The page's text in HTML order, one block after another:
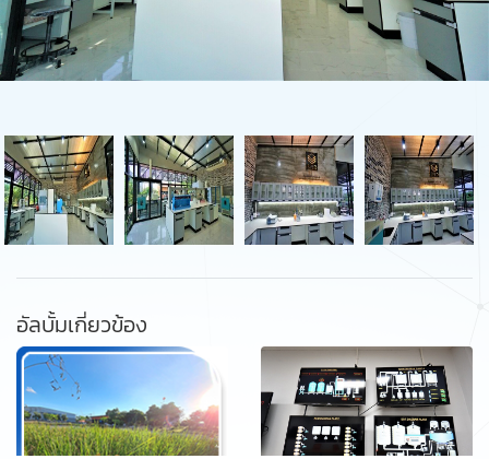
อัลบั้มเกี่ยวข้อง